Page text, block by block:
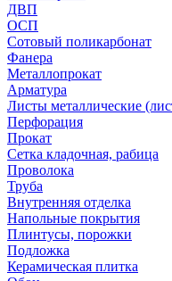
ДВП
ОСП
Сотовый поликарбонат
Фанера
Металлопрокат
Арматура
Листы металлические
Перфорация
Прокат
Сетка кладочная, рабица
Проволока
Труба
Внутренняя отделка
Напольные покрытия
Плинтусы, порожки
Подложка
Керамическая плитка